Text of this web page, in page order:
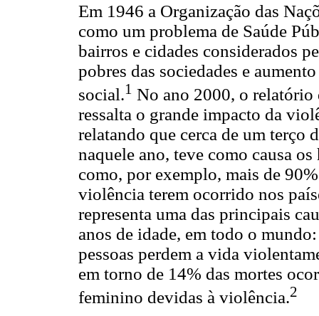
Em 1946 a Organização das
como um problema de Saúde
bairros e cidades considerados
pobres das sociedades e
social.1 No ano 2000, o relatório
ressalta o grande impacto da
relatando que cerca de um terço
naquele ano, teve como causa
como, por exemplo, mais de
violência terem ocorrido nos
representa uma das principais
anos de idade, em todo o
pessoas perdem a vida
em torno de 14% das mortes
feminino devidas à violência.2